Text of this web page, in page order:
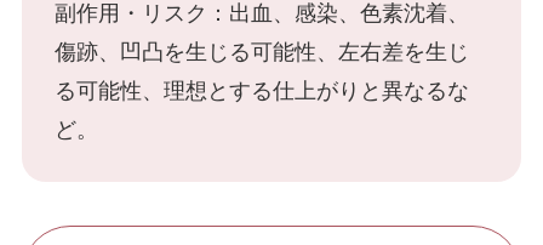
脂肪吸引
二の腕の脂肪吸引
副作用・リスク：出血、感染、色素沈着、
傷跡、凹凸を生じる可能性、左右差を生じ
る可能性、理想とする仕上がりと異なるな
ど。